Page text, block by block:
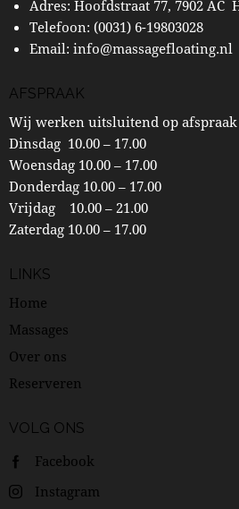
Adres: Hoofdstraat 77, 7902 AC
Telefoon: (0031) 6-19803028
Email: info@massagefloating.nl
AFSPRAAK
Wij werken uitsluitend op afspraak
Dinsdag 10.00 – 17.00
Woensdag 10.00 – 17.00
Donderdag 10.00 – 17.00
Vrijdag 10.00 – 21.00
Zaterdag 10.00 – 17.00
LINKS
Home
Massages
Over ons
Reserveren
VOLG ONS
Facebook
Instagram